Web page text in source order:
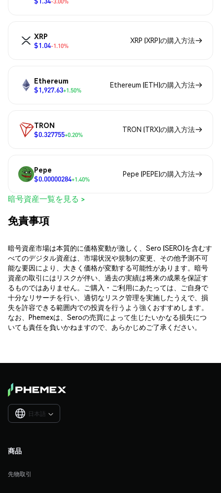
XRP
$1.04-1.10%
XRP (XRP)の購入方法
Ethereum
$1,927.63+1.50%
Ethereum (ETH)の購入方法
TRON
$0.327755+0.20%
TRON (TRX)の購入方法
Pepe
$0.00000284+1.40%
Pepe (PEPE)の購入方法
暗号資産一覧を見る >
免責事項
暗号資産市場は本質的に価格変動が激しく、Sero (SERO)を含むす
べてのデジタル資産は、市場状況や規制の変更、その他予測不可
能な要因により、大きく価格が変動する可能性があります。暗号
資産の取引にはリスクが伴い、過去の実績は将来の成果を保証す
るものではありません。ご購入・ご利用にあたっては、ご自身で
十分なリサーチを行い、適切なリスク管理を実施したうえで、損
失を許容できる範囲内での投資を行うよう強くおすすめします。
なお、Phemexは、Seroの売買によって生じたいかなる損失につ
いても責任を負いかねますので、あらかじめご了承ください。
日本語 
商品
先物取引